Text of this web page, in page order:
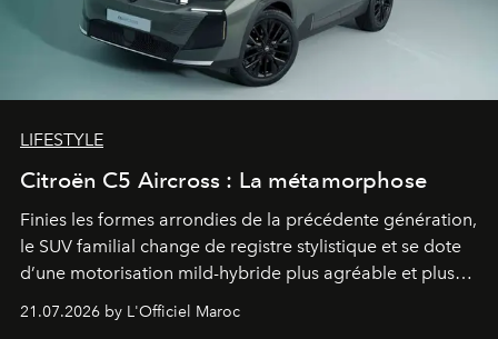
LIFESTYLE
Citroën C5 Aircross : La métamorphose
Finies les formes arrondies de la précédente génération,
le SUV familial change de registre stylistique et se dote
d’une motorisation mild-hybride plus agréable et plus
économe. à n’en pas douter, le nouveau C5 Aircross a
gagné en maturité.
21.07.2026 by L'Officiel Maroc